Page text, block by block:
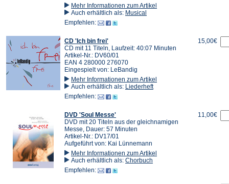
Mehr Informationen zum Artikel
Auch erhältlich als: Musical
Empfehlen:
CD 'Ich bin frei'
CD mit 11 Titeln, Laufzeit: 40:07 Minuten
Artikel-Nr.: DV60/01
EAN 4 280000 276070
Eingespielt von: LeBandig
Mehr Informationen zum Artikel
Auch erhältlich als: Liederheft
Empfehlen:
15,00€
DVD 'Soul Messe'
DVD mit 20 Titeln aus der gleichnamigen
Messe, Dauer: 57 Minuten
Artikel-Nr.: DV17/01
Aufgeführt von: Kai Lünnemann
Mehr Informationen zum Artikel
Auch erhältlich als: Chorbuch
Empfehlen:
11,00€